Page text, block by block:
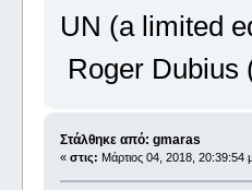
UN (a limited
Roger Dubius
Στάλθηκε από: gmaras
« στις: Μάρτιος 04, 2018, 20:39:54